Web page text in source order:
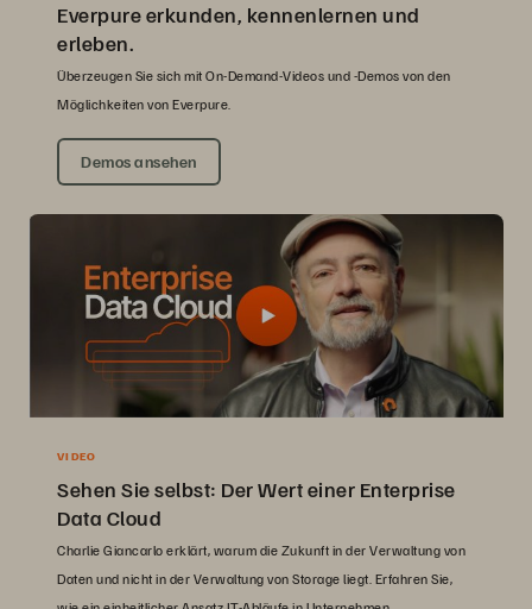
Everpure erkunden, kennenlernen und
erleben.
Überzeugen Sie sich mit On-Demand-Videos und -Demos von den
Möglichkeiten von Everpure.
Demos ansehen
VIDEO
Sehen Sie selbst: Der Wert einer Enterprise
Data Cloud
Charlie Giancarlo erklärt, warum die Zukunft in der Verwaltung von
Daten und nicht in der Verwaltung von Storage liegt. Erfahren Sie,